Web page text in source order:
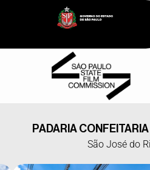
PADARIA
São José do